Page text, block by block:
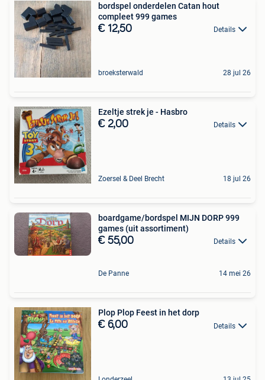
bordspel onderdelen Catan hout
compleet 999 games
€ 12,50 Details
broeksterwald 28 jul 26
Ezeltje strek je - Hasbro
€ 2,00 Details
Zoersel & Deel Brecht 18 jul 26
boardgame/bordspel MIJN DORP 999
games (uit assortiment)
€ 55,00 Details
De Panne 14 mei 26
Plop Plop Feest in het dorp
€ 6,00 Details